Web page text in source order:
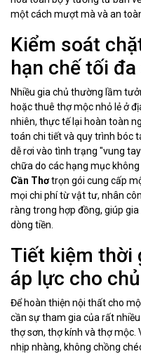
một cách mượt mà và an
Kiểm soát
hạn chế tối
Nhiều gia chủ thường lầm
hoặc thuê thợ mộc nhỏ lẻ ở
nhiên, thực tế lại hoàn toàn
toán chi tiết và quy trình bóc
dễ rơi vào tình trạng "vung
chữa do các hạng mục không
Cần Thơtrọn gói cung cấp
mọi chi phí từ vật tư, nhân
ràng trong hợp đồng, giúp
dòng tiền.
Tiết kiệm thời
áp lực cho
Để hoàn thiện nội thất cho
cần sự tham gia của rất
thợ sơn, thợ kính và thợ mộc.
nhịp nhàng, không chồng